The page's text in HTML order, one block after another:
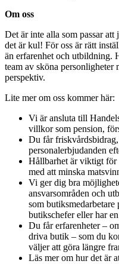
Om oss
Det är inte alla som passar
det är kul! För oss är rätt
än erfarenhet och utbildning.
team av sköna personligheter
perspektiv.
Lite mer om oss kommer här:
Vi är ansluta till
villkor som pension,
Du får
personalerbjudanden
Hållbarhet är viktigt för
med att minska
Vi ger dig bra
ansvarsområden och
som
butikschefer eller har
Du får erfarenheter –
driva butik – som du
väljer att göra längre
Läs mer om hur det är